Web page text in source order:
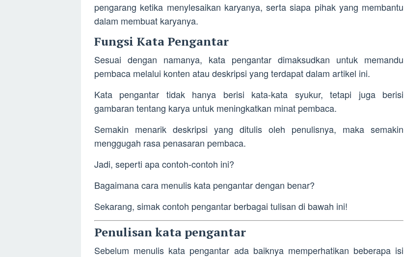
pengarang ketika menylesaikan karyanya, serta siapa pihak yang membantu
dalam membuat karyanya.
Fungsi Kata Pengantar
Sesuai dengan namanya, kata pengantar dimaksudkan untuk memandu
pembaca melalui konten atau deskripsi yang terdapat dalam artikel ini.
Kata pengantar tidak hanya berisi kata-kata syukur, tetapi juga berisi
gambaran tentang karya untuk meningkatkan minat pembaca.
Semakin menarik deskripsi yang ditulis oleh penulisnya, maka semakin
menggugah rasa penasaran pembaca.
Jadi, seperti apa contoh-contoh ini?
Bagaimana cara menulis kata pengantar dengan benar?
Sekarang, simak contoh pengantar berbagai tulisan di bawah ini!
Penulisan kata pengantar
Sebelum menulis kata pengantar ada baiknya memperhatikan beberapa isi